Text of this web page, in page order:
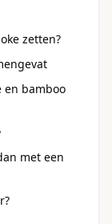
zetten?
en bamboo
met een